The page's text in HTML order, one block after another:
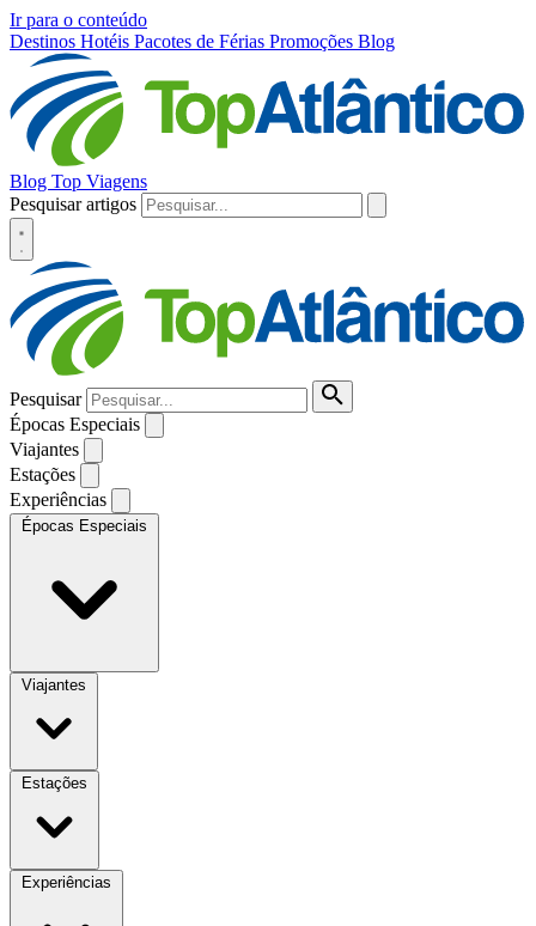
Ir para o conteúdo
Destinos Hotéis Pacotes de Férias Promoções Blog
Blog Top Viagens
Pesquisar artigos
Pesquisar
Épocas Especiais
Viajantes
Estações
Experiências
Épocas Especiais
Viajantes
Estações
Experiências